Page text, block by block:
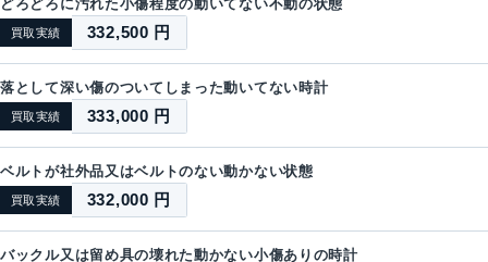
どろどろに汚れた小傷程度の動いてない不動の状態
買取実績 332,500 円
落として深い傷のついてしまった動いてない時計
買取実績 333,000 円
ベルトが社外品又はベルトのない動かない状態
買取実績 332,000 円
バックル又は留め具の壊れた動かない小傷ありの時計